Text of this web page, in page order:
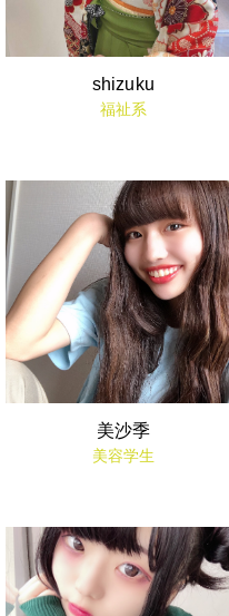
shizuku
福祉系
美沙季
美容学生